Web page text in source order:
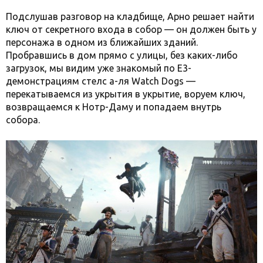
Подслушав разговор на кладбище, Арно решает найти
ключ от секретного входа в собор — он должен быть у
персонажа в одном из ближайших зданий.
Пробравшись в дом прямо с улицы, без каких-либо
загрузок, мы видим уже знакомый по Е3-
демонстрациям стелс а-ля Watch Dogs —
перекатываемся из укрытия в укрытие, воруем ключ,
возвращаемся к Нотр-Даму и попадаем внутрь
собора.